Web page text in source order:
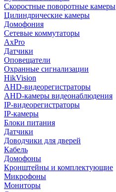
Скоростные поворотные камеры
Цилиндрические камеры
Домофония
Сетевые коммутаторы
AxPro
Датчики
Оповещатели
Охранные сигнализации
HikVision
AHD-видеорегистраторы
AHD-камеры видеонаблюдения
IP-видеорегистраторы
IP-камеры
Блоки питания
Датчики
Доводчики для дверей
Кабель
Домофоны
Кронштейны и комплектующие
Микрофоны
Мониторы